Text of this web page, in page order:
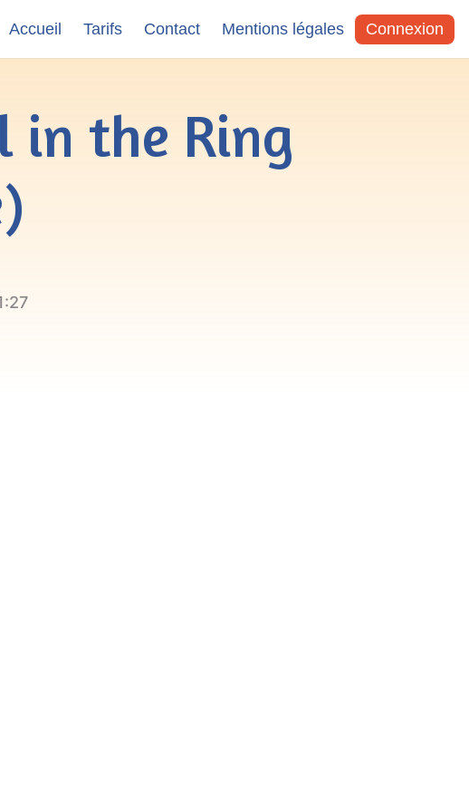
Accueil Tarifs Contact Mentions légales Connexion
in the Ring